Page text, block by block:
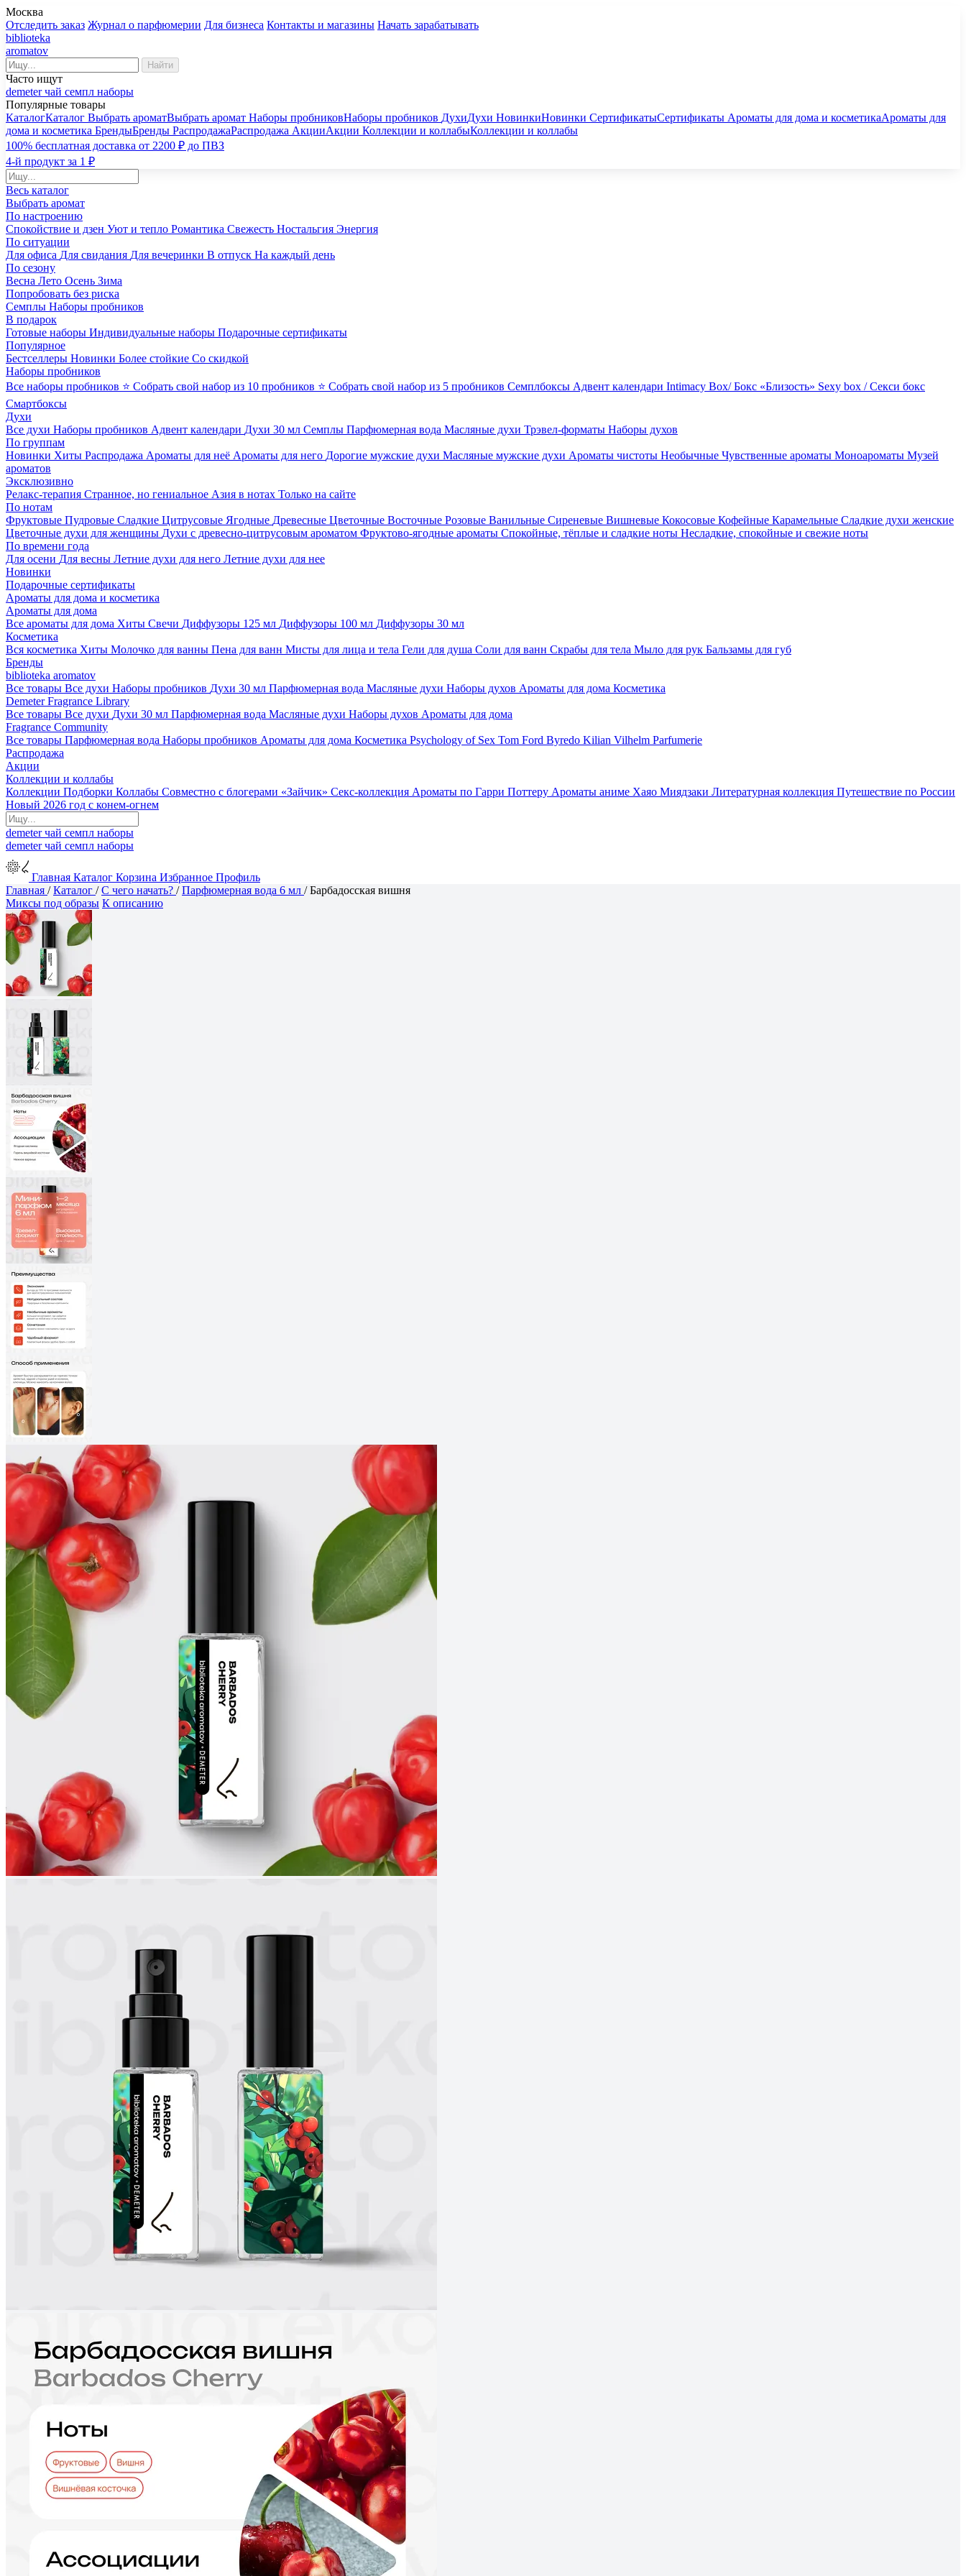
Москва
Отследить заказ Журнал о парфюмерии Для бизнеса Контакты и магазины Начать зарабатывать
biblioteka
aromatov
Найти
Часто ищут
demeterчай семпл наборы
Популярные товары
КаталогКаталог Выбрать ароматВыбрать аромат Наборы пробниковНаборы пробников ДухиДухи НовинкиНовинки СертификатыСертификаты Ароматы для дома и косметикаАроматы для
дома и косметика БрендыБренды РаспродажаРаспродажа АкцииАкции Коллекции и коллабыКоллекции и коллабы
100% бесплатная доставка от 2200 ₽ до ПВЗ
4-й продукт за 1 ₽
Весь каталог
Выбрать аромат
По настроению
Спокойствие и дзен Уют и тепло Романтика Свежесть Ностальгия Энергия
По ситуации
Для офиса Для свидания Для вечеринки В отпуск На каждый день
По сезону
Весна Лето Осень Зима
Попробовать без риска
Семплы Наборы пробников
В подарок
Готовые наборы Индивидуальные наборы Подарочные сертификаты
Популярное
Бестселлеры Новинки Более стойкие Со скидкой
Наборы пробников
Все наборы пробников ⭐ Собрать свой набор из 10 пробников ⭐ Собрать свой набор из 5 пробников Семплбоксы Адвент календари Intimacy Box/ Бокс «Близость» Sexy box / Секси бокс
Смартбоксы
Духи
Все духи Наборы пробников Адвент календари Духи 30 мл Семплы Парфюмерная вода Масляные духи Трэвел-форматы Наборы духов
По группам
Новинки Хиты Распродажа Ароматы для неё Ароматы для него Дорогие мужские духи Масляные мужские духи Ароматы чистоты Необычные Чувственные ароматы Моноароматы Музей
ароматов
Эксклюзивно
Релакс-терапия Странное, но гениальное Азия в нотах Только на сайте
По нотам
Фруктовые Пудровые Сладкие Цитрусовые Ягодные Древесные Цветочные Восточные Розовые Ванильные Сиреневые Вишневые Кокосовые Кофейные Карамельные Сладкие духи женские
Цветочные духи для женщины Духи с древесно-цитрусовым ароматом Фруктово-ягодные ароматы Спокойные, тёплые и сладкие ноты Несладкие, спокойные и свежие ноты
По времени года
Для осени Для весны Летние духи для него Летние духи для нее
Новинки
Подарочные сертификаты
Ароматы для дома и косметика
Ароматы для дома
Все ароматы для дома Хиты Свечи Диффузоры 125 мл Диффузоры 100 мл Диффузоры 30 мл
Косметика
Вся косметика Хиты Молочко для ванны Пена для ванн Мисты для лица и тела Гели для душа Соли для ванн Скрабы для тела Мыло для рук Бальзамы для губ
Бренды
biblioteka aromatov
Все товары Все духи Наборы пробников Духи 30 мл Парфюмерная вода Масляные духи Наборы духов Ароматы для дома Косметика
Demeter Fragrance Library
Все товары Все духи Духи 30 мл Парфюмерная вода Масляные духи Наборы духов Ароматы для дома
Fragrance Community
Все товары Парфюмерная вода Наборы пробников Ароматы для дома Косметика Psychology of Sex Tom Ford Byredo Kilian Vilhelm Parfumerie
Распродажа
Акции
Коллекции и коллабы
Коллекции Подборки Коллабы Совместно с блогерами «Зайчик» Секс-коллекция Ароматы по Гарри Поттеру Ароматы аниме Хаяо Миядзаки Литературная коллекция Путешествие по России
Новый 2026 год с конем-огнем
demeterчай семпл наборы
demeterчай семпл наборы
Главная Каталог Корзина Избранное Профиль
Главная /Каталог /С чего начать? /Парфюмерная вода 6 мл /Барбадосская вишня
Миксы под образы К описанию